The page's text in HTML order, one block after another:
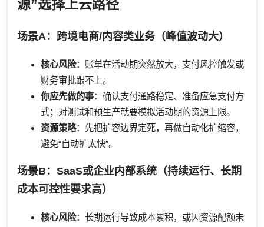
源”选择上云路径
场景A：跨境电商/内容类业务（峰值波动大）
核心风险：账单在活动期突然放大，支付风控触发或
财务审批跟不上。
你应先做的事：确认支付通路稳定、准备应急支付方
式；对测试和预生产就要模拟活动期的资源上限。
资源策略：先把扩容边界定死，再做自动化扩缩容，
避免“自动扩太快”。
场景B：SaaS或企业内部系统（持续运行、长期
成本可控性要求高）
核心风险：长期运行导致成本累积，或因资源配额未